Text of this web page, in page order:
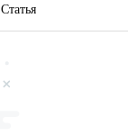
Статья